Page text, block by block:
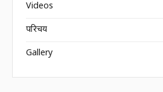
Videos
परिचय
Gallery